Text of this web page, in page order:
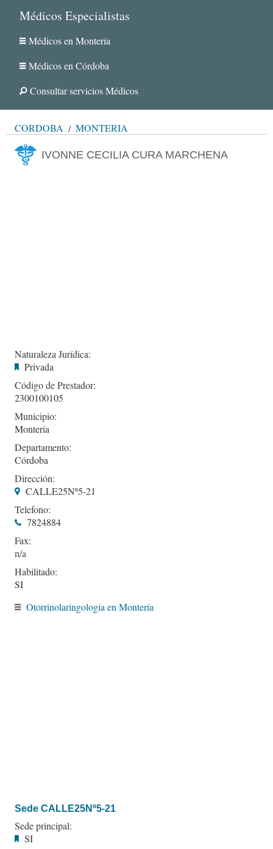
Médicos Especialistas
Médicos en Montería
Médicos en Córdoba
Consultar servicios Médicos
CÓRDOBA MONTERÍA
IVONNE CECILIA CURA MARCHENA
Naturaleza Jurídica:
Privada
Código de Prestador:
2300100105
Municipio:
Montería
Departamento:
Córdoba
Dirección:
CALLE25Nº5-21
Telefono:
7824884
Fax:
Habilitado:
SI
Otorrinolaringología en Montería
Sede CALLE25Nº5-21
Sede principal:
SI